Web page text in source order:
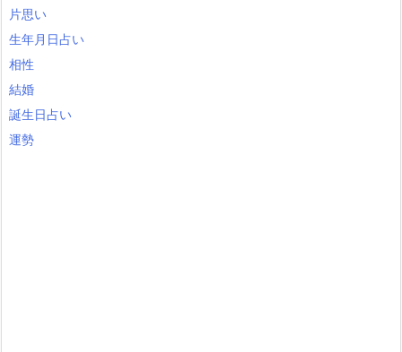
片思い
生年月日占い
相性
結婚
誕生日占い
運勢